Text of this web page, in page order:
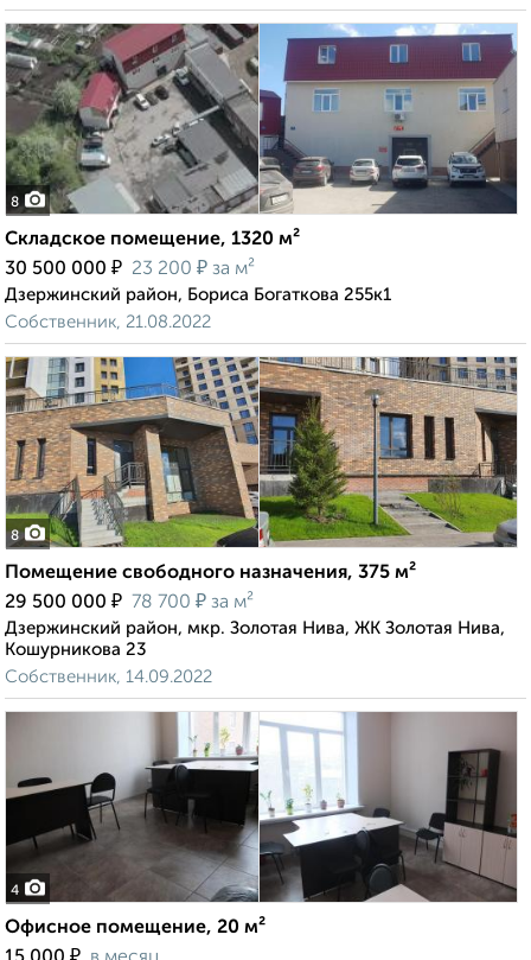
8
Складское помещение, 1320 м²
30 500 000 ₽ 23 200 ₽ за м²
Дзержинский район, Бориса Богаткова 255к1
Собственник, 21.08.2022
8
Помещение свободного назначения, 375 м²
29 500 000 ₽ 78 700 ₽ за м²
Дзержинский район, мкр. Золотая Нива, ЖК Золотая Нива,
Кошурникова 23
Собственник, 14.09.2022
4
Офисное помещение, 20 м²